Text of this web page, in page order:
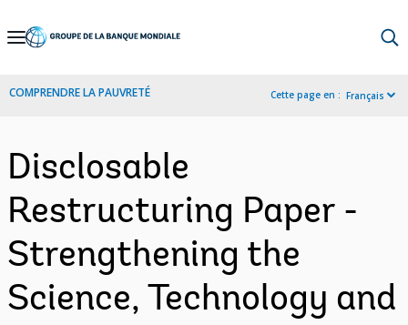
Skip
Navigation
COMPRENDRE LA PAUVRETÉ Cette page en : Français
Disclosable
Restructuring Paper -
Strengthening the
Science, Technology and